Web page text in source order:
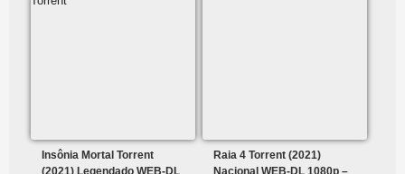
Insônia Mortal Torrent
(2021) Legendado WEB-DL
Raia 4 Torrent (2021)
Nacional WEB-DL 1080p –